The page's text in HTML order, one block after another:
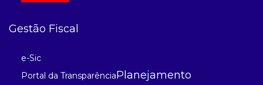
Gestão Fiscal
e-Sic
Portal da TransparênciaPlanejamento